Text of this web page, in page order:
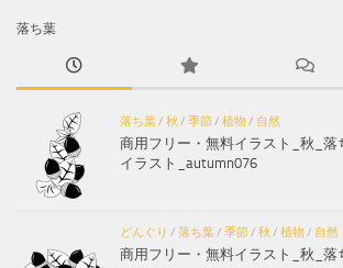
落ち葉
落ち葉/ 秋 / 季節/ 植物/ 自然
商用フリー・無料イラスト_秋_
イラスト_autumn076
どんぐり / 落ち葉/ 季節/ 秋 / 植物/ 自然
商用フリー・無料イラスト_秋_